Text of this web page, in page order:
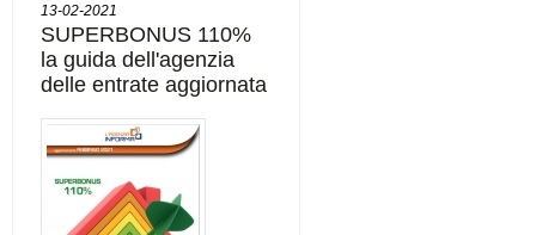
13-02-2021
SUPERBONUS 110%
la guida dell'agenzia
delle entrate aggiornata